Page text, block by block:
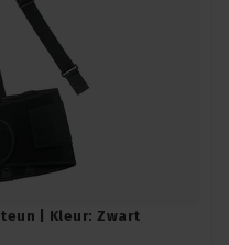
| Kleur: Zwart